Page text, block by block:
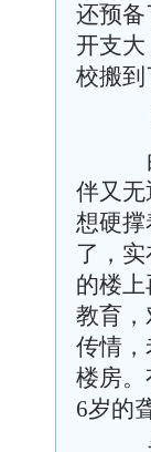
还预
开支
校搬到
由
伴又
想硬撑
了，
的楼
教育，
传情
楼房
6岁的